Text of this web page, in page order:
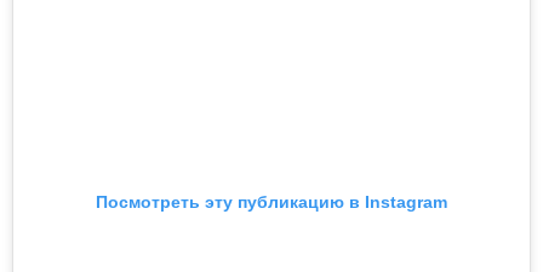
Посмотреть эту публикацию в Instagram